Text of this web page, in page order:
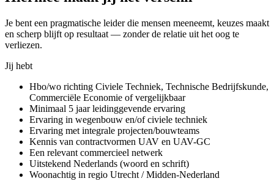
Je bent een pragmatische leider die mensen meeneemt, keuzes maakt
en scherp blijft op resultaat — zonder de relatie uit het oog te
verliezen.
Jij hebt
Hbo/wo richting Civiele Techniek, Technische Bedrijfskunde,
Commerciële Economie of vergelijkbaar
Minimaal 5 jaar leidinggevende ervaring
Ervaring in wegenbouw en/of civiele techniek
Ervaring met integrale projecten/bouwteams
Kennis van contractvormen UAV en UAV-GC
Een relevant commercieel netwerk
Uitstekend Nederlands (woord en schrift)
Woonachtig in regio Utrecht / Midden-Nederland